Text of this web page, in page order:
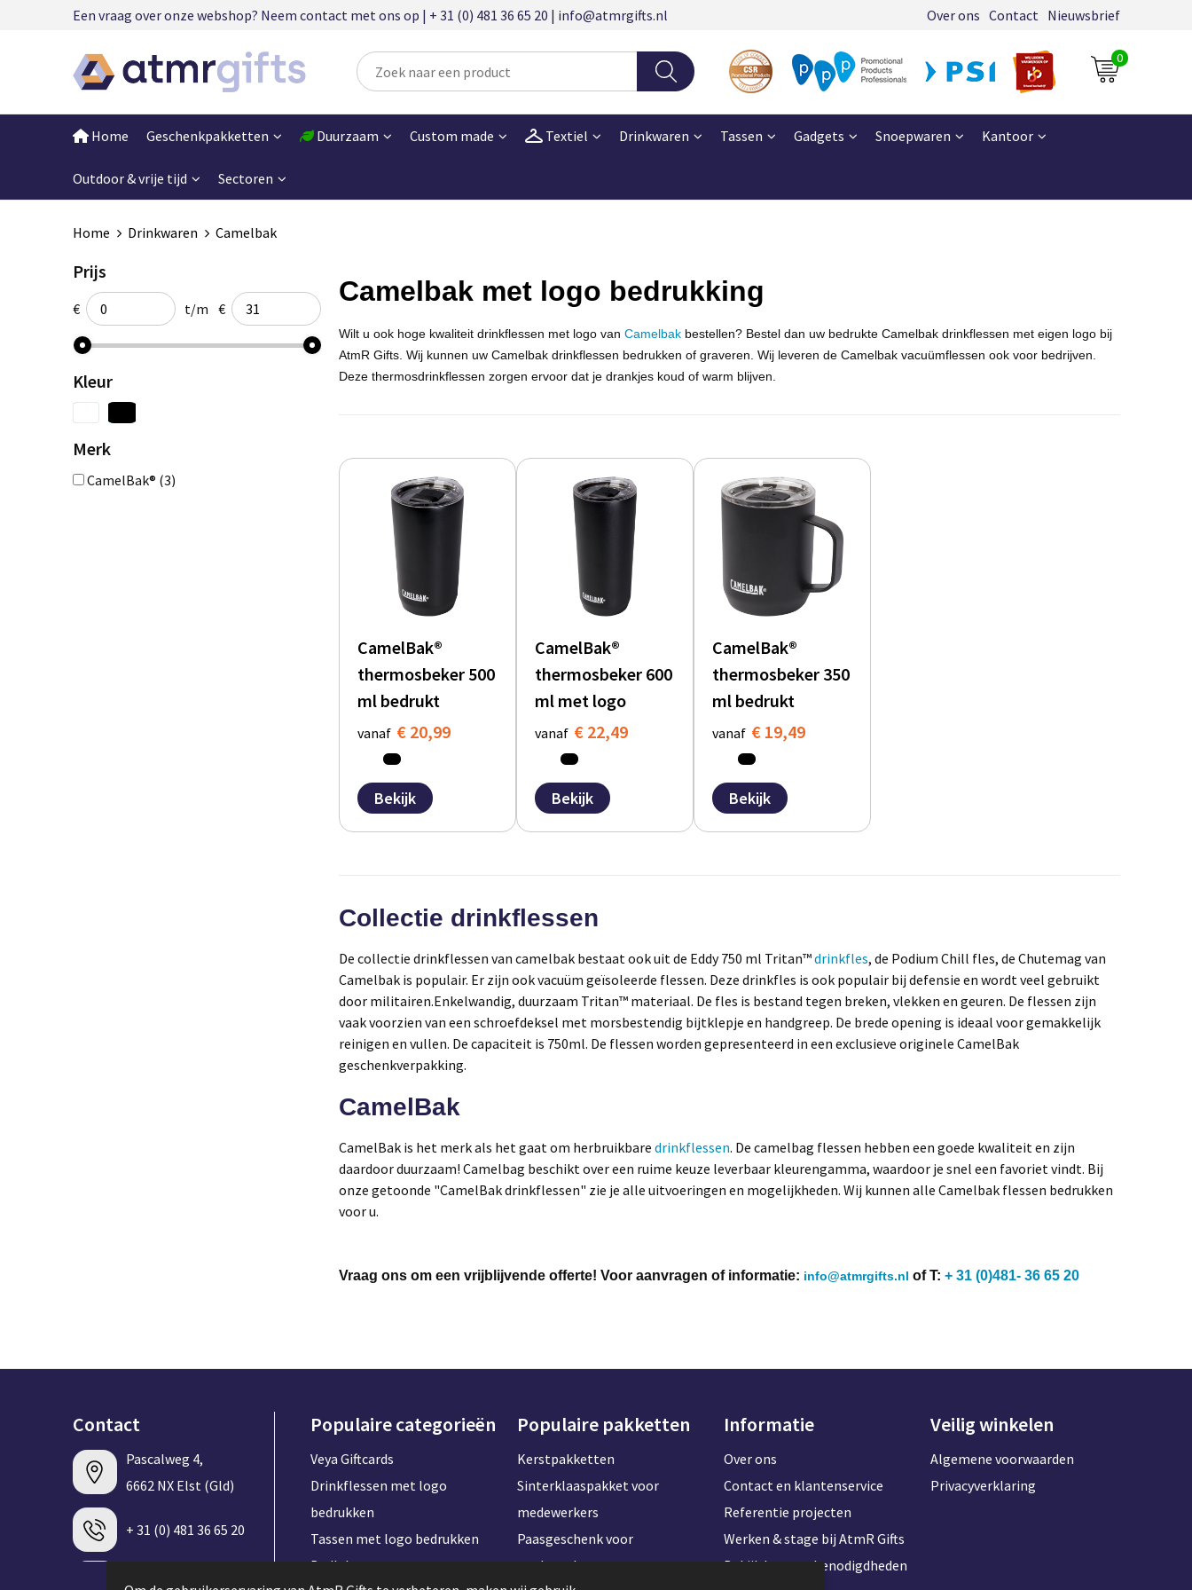
Een vraag over onze webshop? Neem contact met ons op | + 31 (0) 481 36 65 20 | info@atmrgifts.nl Over ons Contact Nieuwsbrief
0
Home Geschenkpakketten Duurzaam Custom made Textiel Drinkwaren Tassen Gadgets Snoepwaren Kantoor
Outdoor & vrije tijd Sectoren
Home Drinkwaren Camelbak
Prijs
€ t/m €
Kleur
Merk
CamelBak® (3)
Camelbak met logo bedrukking
Wilt u ook hoge kwaliteit drinkflessen met logo van Camelbakbestellen? Bestel dan uw bedrukte Camelbak drinkflessen met eigen logo bij
AtmR Gifts. Wij kunnen uw Camelbak drinkflessen bedrukken ofgraveren . Wij leveren de Camelbak vacuümflessen ook voor bedrijven.
Deze thermosdrinkflessen zorgen ervoor dat je drankjes koud of warm blijven.
CamelBak®
thermosbeker 500
ml bedrukt
vanaf € 20,99
Bekijk
CamelBak®
thermosbeker 600
ml met logo
vanaf € 22,49
Bekijk
CamelBak®
thermosbeker 350
ml bedrukt
vanaf € 19,49
Bekijk
Collectie drinkflessen
De collectie drinkflessen van camelbakbestaat ook uit de Eddy 750 ml Tritan™drinkfles, de Podium Chill fles, de Chutemag van
Camelbak is populair. Er zijn ook vacuüm geïsoleerde flessen. Deze drinkfles is ook populair bij defensie en wordt veel gebruikt
door militairen.Enkelwandig, duurzaam Tritan™ materiaal. De fles is bestand tegen breken, vlekken en geuren. De flessen zijn
vaak voorzien van een schroefdeksel met morsbestendig bijtklepje en handgreep. De brede opening is ideaal voor gemakkelijk
reinigen en vullen. De capaciteit is 750ml. De flessen worden gepresenteerd in een exclusieve originele CamelBak
geschenkverpakking.
CamelBak
CamelBakis het merk als het gaat om herbruikbare drinkflessen. De camelbag flessen hebben een goede kwaliteit en zijn
daardoor duurzaam! Camelbag beschikt over een ruime keuze leverbaar kleurengamma, waardoor je snel een favoriet vindt. Bij
onze getoonde "CamelBakdrinkflessen" zie je alle uitvoeringen en mogelijkheden. Wij kunnen alle Camelbak flessen bedrukken
voor u.
Vraag ons om een vrijblijvende offerte! Voor aanvragen of informatie: info@atmrgifts.nl of T: + 31 (0)481- 36 65 20
Contact
Pascalweg 4,
6662 NX Elst (Gld)
+ 31 (0) 481 36 65 20
info@atmrgifts.nl
Populaire categorieën
Veya Giftcards
Drinkflessen met logo
bedrukken
Tassen met logo bedrukken
Badlakens met naam
Populaire pakketten
Kerstpakketten
Sinterklaaspakket voor
medewerkers
Paasgeschenk voor
medewerkers
Informatie
Over ons
Contact en klantenservice
Referentie projecten
Werken & stage bij AtmR Gifts
Bekijk kantoorbenodigdheden
Veilig winkelen
Algemene voorwaarden
Privacyverklaring